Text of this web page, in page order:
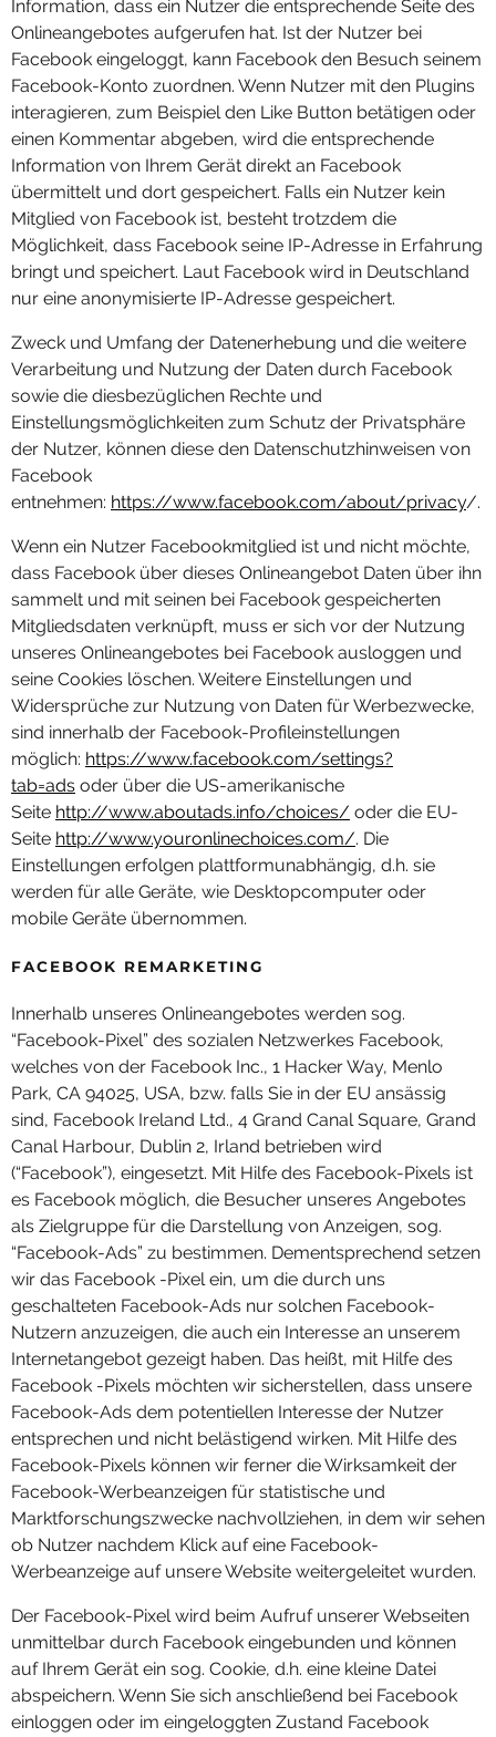
Information, dass ein Nutzer die entsprechende Seite des
Onlineangebotes aufgerufen hat. Ist der Nutzer bei
Facebook eingeloggt, kann Facebook den Besuch seinem
Facebook-Konto zuordnen. Wenn Nutzer mit den Plugins
interagieren, zum Beispiel den Like Button betätigen oder
einen Kommentar abgeben, wird die entsprechende
Information von Ihrem Gerät direkt an Facebook
übermittelt und dort gespeichert. Falls ein Nutzer kein
Mitglied von Facebook ist, besteht trotzdem die
Möglichkeit, dass Facebook seine IP-Adresse in Erfahrung
bringt und speichert. Laut Facebook wird in Deutschland
nur eine anonymisierte IP-Adresse gespeichert.
Zweck und Umfang der Datenerhebung und die weitere
Verarbeitung und Nutzung der Daten durch Facebook
sowie die diesbezüglichen Rechte und
Einstellungsmöglichkeiten zum Schutz der Privatsphäre
der Nutzer, können diese den Datenschutzhinweisen von
Facebook
entnehmen: https://www.facebook.com/about/privacy/.
Wenn ein Nutzer Facebookmitglied ist und nicht möchte,
dass Facebook über dieses Onlineangebot Daten über ihn
sammelt und mit seinen bei Facebook gespeicherten
Mitgliedsdaten verknüpft, muss er sich vor der Nutzung
unseres Onlineangebotes bei Facebook ausloggen und
seine Cookies löschen. Weitere Einstellungen und
Widersprüche zur Nutzung von Daten für Werbezwecke,
sind innerhalb der Facebook-Profileinstellungen
möglich: https://www.facebook.com/settings?
tab=ads oder über die US-amerikanische
Seite http://www.aboutads.info/choices/ oder die EU-
Seite http://www.youronlinechoices.com/. Die
Einstellungen erfolgen plattformunabhängig, d.h. sie
werden für alle Geräte, wie Desktopcomputer oder
mobile Geräte übernommen.
FACEBOOK REMARKETING
Innerhalb unseres Onlineangebotes werden sog.
“Facebook-Pixel” des sozialen Netzwerkes Facebook,
welches von der Facebook Inc., 1 Hacker Way, Menlo
Park, CA 94025, USA, bzw. falls Sie in der EU ansässig
sind, Facebook Ireland Ltd., 4 Grand Canal Square, Grand
Canal Harbour, Dublin 2, Irland betrieben wird
(“Facebook”), eingesetzt. Mit Hilfe des Facebook-Pixels ist
es Facebook möglich, die Besucher unseres Angebotes
als Zielgruppe für die Darstellung von Anzeigen, sog.
“Facebook-Ads” zu bestimmen. Dementsprechend setzen
wir das Facebook -Pixel ein, um die durch uns
geschalteten Facebook-Ads nur solchen Facebook-
Nutzern anzuzeigen, die auch ein Interesse an unserem
Internetangebot gezeigt haben. Das heißt, mit Hilfe des
Facebook -Pixels möchten wir sicherstellen, dass unsere
Facebook-Ads dem potentiellen Interesse der Nutzer
entsprechen und nicht belästigend wirken. Mit Hilfe des
Facebook-Pixels können wir ferner die Wirksamkeit der
Facebook-Werbeanzeigen für statistische und
Marktforschungszwecke nachvollziehen, in dem wir sehen
ob Nutzer nachdem Klick auf eine Facebook-
Werbeanzeige auf unsere Website weitergeleitet wurden.
Der Facebook-Pixel wird beim Aufruf unserer Webseiten
unmittelbar durch Facebook eingebunden und können
auf Ihrem Gerät ein sog. Cookie, d.h. eine kleine Datei
abspeichern. Wenn Sie sich anschließend bei Facebook
einloggen oder im eingeloggten Zustand Facebook